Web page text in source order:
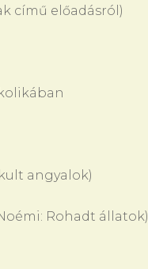
című előadásról)
angyalok)
Rohadt állatok)